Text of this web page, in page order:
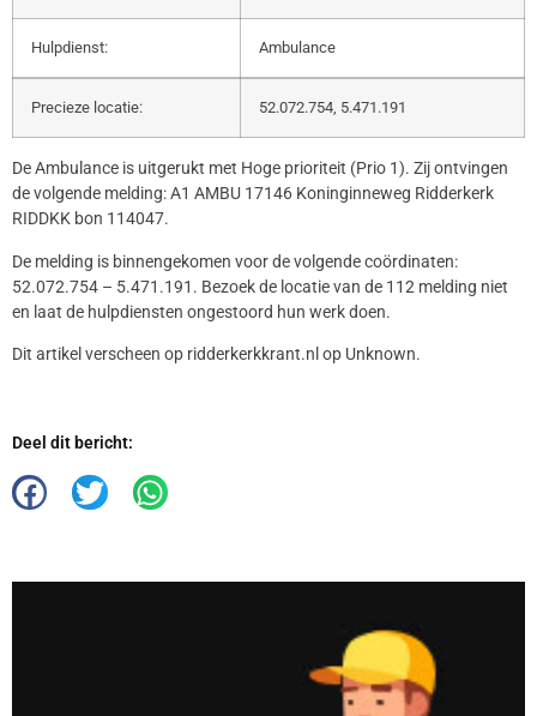
Hulpdienst: Ambulance
Precieze locatie: 52.072.754, 5.471.191
De Ambulance is uitgerukt met Hoge prioriteit (Prio 1). Zij ontvingen
de volgende melding: A1 AMBU 17146 Koninginneweg Ridderkerk
RIDDKK bon 114047.
De melding is binnengekomen voor de volgende coördinaten:
52.072.754 – 5.471.191. Bezoek de locatie van de 112 melding niet
en laat de hulpdiensten ongestoord hun werk doen.
Dit artikel verscheen op ridderkerkkrant.nl op Unknown.
Deel dit bericht: